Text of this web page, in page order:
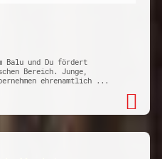
Balu und Du fördert
Bereich. Junge,
ehrenamtlich ...